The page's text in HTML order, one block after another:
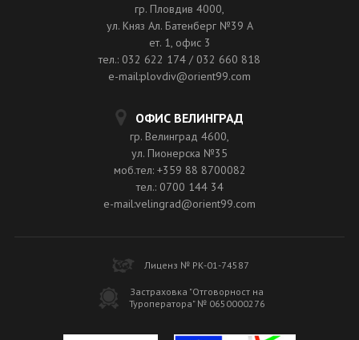
гр. Пловдив 4000,
ул. Княз Ал. Батенберг №39 A
ет. 1, офис 3
тел.: 032 622 174 / 032 660 818
e-mail:plovdiv@orient99.com
ОФИС ВЕЛИНГРАД
гр. Велинград 4600,
ул. Пионерска №35
моб.тел: +359 88 8700082
тел.: 0700 144 34
e-mail:velingrad@orient99.com
Лиценз № РК-01-74587
Застраховка "Отговорност на
Туроператора" № 0650000276